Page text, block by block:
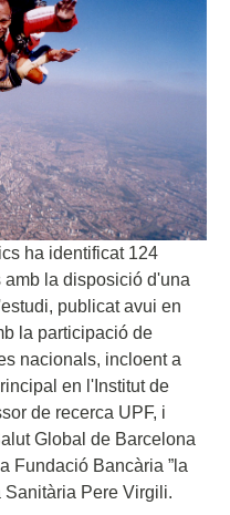
ha identificat 124
la disposició d'una
publicat avui en
la participació de
nacionals, incloent a
en l'Institut de
de recerca UPF, i
Global de Barcelona
Fundació Bancària ”la
Sanitària Pere Virgili.